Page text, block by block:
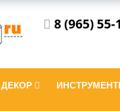
8 (965) 55-
ДЕКОР